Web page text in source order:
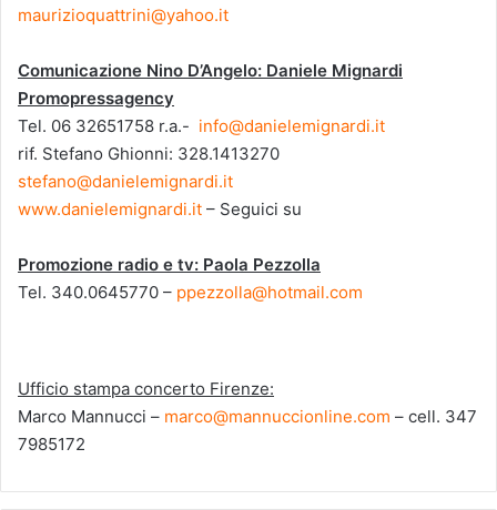
maurizioquattrini@yahoo.it
Comunicazione Nino D’Angelo: Daniele Mignardi
Promopressagency
Tel. 06 32651758 r.a.- info@danielemignardi.it
rif. Stefano Ghionni: 328.1413270
stefano@danielemignardi.it
www.danielemignardi.it – Seguici su
Promozione radio e tv: Paola Pezzolla
Tel. 340.0645770 – ppezzolla@hotmail.com
Ufficio stampa concerto Firenze:
Marco Mannucci – marco@mannuccionline.com – cell. 347
7985172